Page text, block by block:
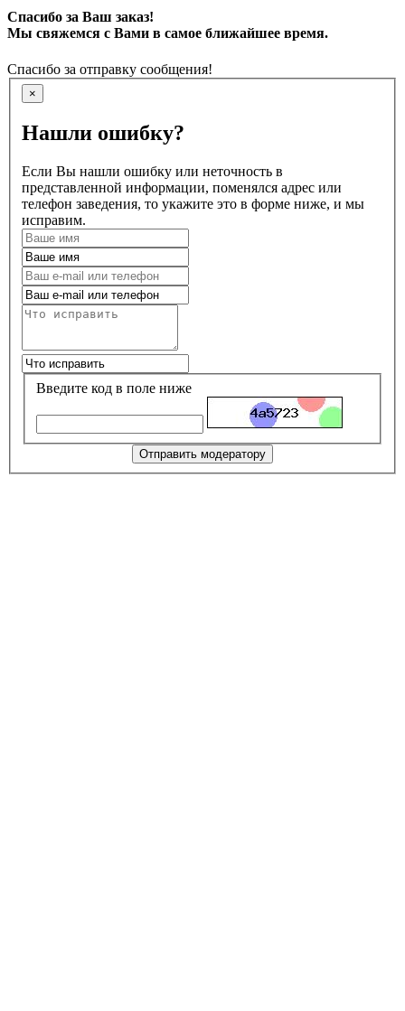
Спасибо за Ваш заказ!
Мы свяжемся с Вами в самое ближайшее время.
Спасибо за отправку сообщения!
×
Нашли ошибку?
Если Вы нашли ошибку или неточность в
представленной информации, поменялся адрес или
телефон заведения, то укажите это в форме ниже, и мы
исправим.
Введите код в поле ниже
Отправить модератору